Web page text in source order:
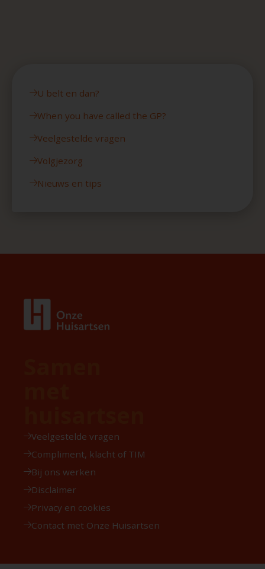
U belt en dan?
When you have called the GP?
Veelgestelde vragen
Volgjezorg
Nieuws en tips
Veelgestelde vragen
Compliment, klacht of TIM
Bij ons werken
Disclaimer
Privacy en cookies
Contact met Onze Huisartsen